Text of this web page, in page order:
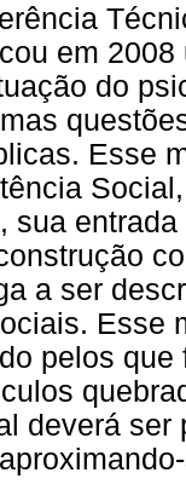
em
do
Esse
sua
a ser
Esse
pelos
deverá ser